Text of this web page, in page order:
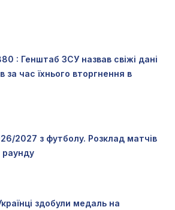
: Генштаб ЗСУ назвав свіжі дані
за час їхнього вторгнення в
2027 з футболу. Розклад матчів
раунду
здобули медаль на